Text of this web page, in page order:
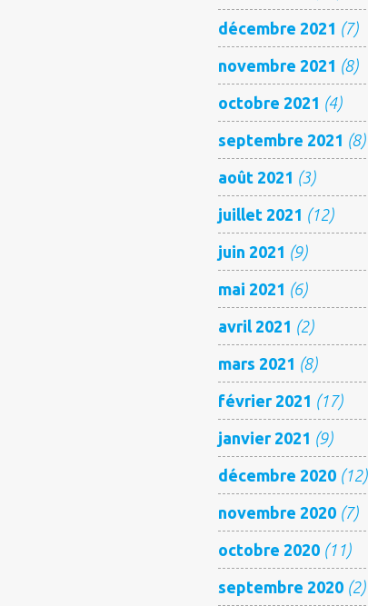
décembre 2021 (7)
novembre 2021 (8)
octobre 2021 (4)
septembre 2021 (8)
août 2021 (3)
juillet 2021 (12)
juin 2021 (9)
mai 2021 (6)
avril 2021 (2)
mars 2021 (8)
février 2021 (17)
janvier 2021 (9)
décembre 2020 (12)
novembre 2020 (7)
octobre 2020 (11)
septembre 2020 (2)